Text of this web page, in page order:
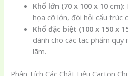
Khổ lớn (70 x 100 x 10 cm):
họa cỡ lớn, đòi hỏi cấu trúc
Khổ đặc biệt (100 x 150 x
dành cho các tác phẩm quy
lãm.
Phân Tích Các Chất Liệu Carton